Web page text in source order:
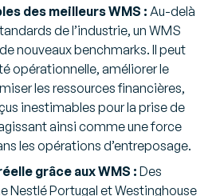
des meilleurs WMS :Au-delà
de l’industrie, un WMS
nouveaux benchmarks. Il peut
opérationnelle, améliorer le
les ressources financières,
inestimables pour la prise de
ainsi comme une force
les opérations d’entreposage.
grâce aux WMS : Des
Nestlé Portugal et Westinghouse